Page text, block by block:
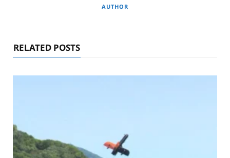
AUTHOR
RELATED POSTS